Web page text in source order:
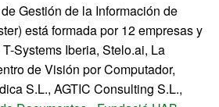
Gestión de la Información de
está formada por 12 empresas y
Systems Iberia, Stelo.ai, La
de Visión por Computador,
S.L., AGTIC Consulting S.L.,